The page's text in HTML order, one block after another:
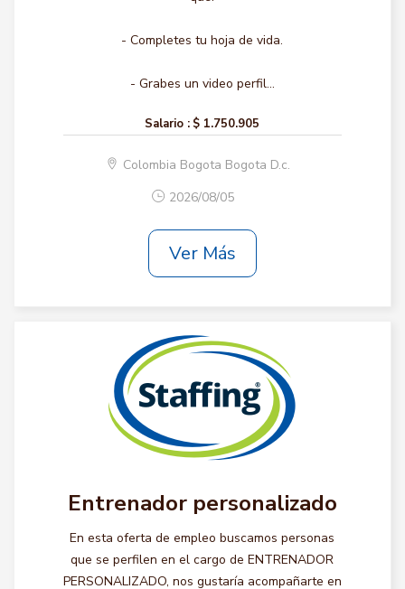
- Completes tu hoja de vida.
- Grabes un video perfil...
Salario : $ 1.750.905
Colombia Bogota Bogota D.c.
2026/08/05
Ver Más
Entrenador personalizado
En esta oferta de empleo buscamos personas
que se perfilen en el cargo de ENTRENADOR
PERSONALIZADO, nos gustaría acompañarte en